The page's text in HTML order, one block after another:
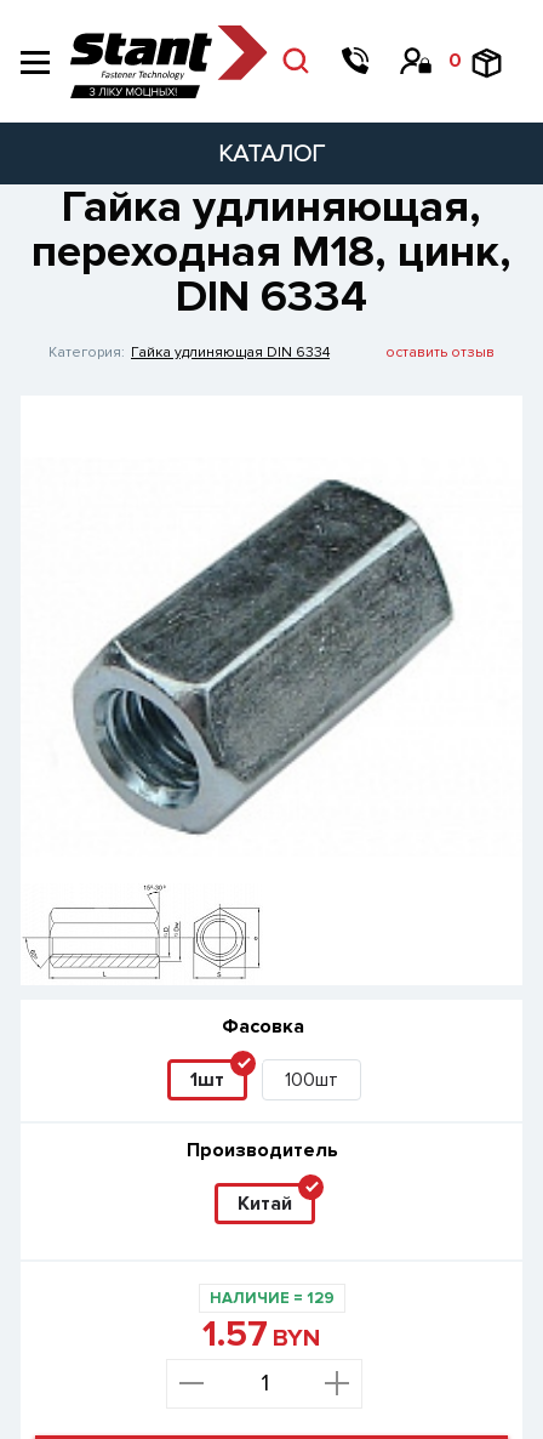
0
КАТАЛОГ
Гайка удлиняющая,
переходная М18, цинк,
DIN 6334
Категория: Гайка удлиняющая DIN 6334 оставить отзыв
НАЛИЧИЕ = 129
1.57 BYN
Фасовка
1шт 100шт
Производитель
Китай